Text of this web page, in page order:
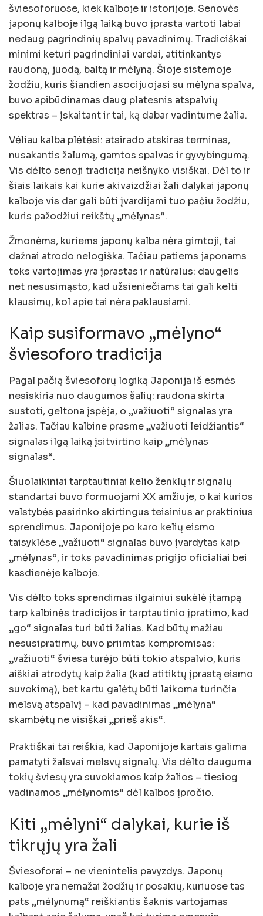
šviesoforuose, kiek kalboje ir istorijoje. Senovės
japonų kalboje ilgą laiką buvo įprasta vartoti labai
nedaug pagrindinių spalvų pavadinimų. Tradiciškai
minimi keturi pagrindiniai vardai, atitinkantys
raudoną, juodą, baltą ir mėlyną. Šioje sistemoje
žodžiu, kuris šiandien asocijuojasi su mėlyna spalva,
buvo apibūdinamas daug platesnis atspalvių
spektras – įskaitant ir tai, ką dabar vadintume žalia.
Vėliau kalba plėtėsi: atsirado atskiras terminas,
nusakantis žalumą, gamtos spalvas ir gyvybingumą.
Vis dėlto senoji tradicija neišnyko visiškai. Dėl to ir
šiais laikais kai kurie akivaizdžiai žali dalykai japonų
kalboje vis dar gali būti įvardijami tuo pačiu žodžiu,
kuris pažodžiui reikštų „mėlynas“.
Žmonėms, kuriems japonų kalba nėra gimtoji, tai
dažnai atrodo nelogiška. Tačiau patiems japonams
toks vartojimas yra įprastas ir natūralus: daugelis
net nesusimąsto, kad užsieniečiams tai gali kelti
klausimų, kol apie tai nėra paklausiami.
Kaip susiformavo „mėlyno“
šviesoforo tradicija
Pagal pačią šviesoforų logiką Japonija iš esmės
nesiskiria nuo daugumos šalių: raudona skirta
sustoti, geltona įspėja, o „važiuoti“ signalas yra
žalias. Tačiau kalbine prasme „važiuoti leidžiantis“
signalas ilgą laiką įsitvirtino kaip „mėlynas
signalas“.
Šiuolaikiniai tarptautiniai kelio ženklų ir signalų
standartai buvo formuojami XX amžiuje, o kai kurios
valstybės pasirinko skirtingus teisinius ar praktinius
sprendimus. Japonijoje po karo kelių eismo
taisyklėse „važiuoti“ signalas buvo įvardytas kaip
„mėlynas“, ir toks pavadinimas prigijo oficialiai bei
kasdienėje kalboje.
Vis dėlto toks sprendimas ilgainiui sukėlė įtampą
tarp kalbinės tradicijos ir tarptautinio įpratimo, kad
„go“ signalas turi būti žalias. Kad būtų mažiau
nesusipratimų, buvo priimtas kompromisas:
„važiuoti“ šviesa turėjo būti tokio atspalvio, kuris
aiškiai atrodytų kaip žalia (kad atitiktų įprastą eismo
suvokimą), bet kartu galėtų būti laikoma turinčia
melsvą atspalvį – kad pavadinimas „mėlyna“
skambėtų ne visiškai „prieš akis“.
Praktiškai tai reiškia, kad Japonijoje kartais galima
pamatyti žalsvai melsvų signalų. Vis dėlto dauguma
tokių šviesų yra suvokiamos kaip žalios – tiesiog
vadinamos „mėlynomis“ dėl kalbos įpročio.
Kiti „mėlyni“ dalykai, kurie iš
tikrųjų yra žali
Šviesoforai – ne vienintelis pavyzdys. Japonų
kalboje yra nemažai žodžių ir posakių, kuriuose tas
pats „mėlynumą“ reiškiantis šaknis vartojamas